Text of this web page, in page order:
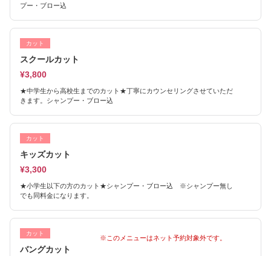
プー・ブロー込
カット
スクールカット
¥3,800
★中学生から高校生までのカット★丁寧にカウンセリングさせていただ
きます。シャンプー・ブロー込
カット
キッズカット
¥3,300
★小学生以下の方のカット★シャンプー・ブロー込 ※シャンプー無し
でも同料金になります。
カット
バングカット
※このメニューはネット予約対象外です。